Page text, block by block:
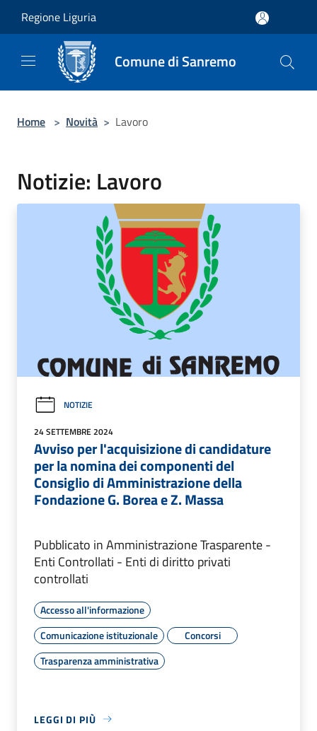
Regione Liguria
Comune di Sanremo
Home > Novità > Lavoro
Notizie: Lavoro
NOTIZIE
24 SETTEMBRE 2024
Avviso per l'acquisizione di candidature
per la nomina dei componenti del
Consiglio di Amministrazione della
Fondazione G. Borea e Z. Massa
Pubblicato in Amministrazione Trasparente -
Enti Controllati - Enti di diritto privati
controllati
Accesso all'informazione
Comunicazione istituzionale
Concorsi
Trasparenza amministrativa
LEGGI DI PIÙ